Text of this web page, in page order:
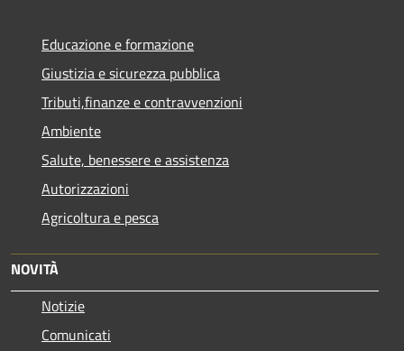
Educazione e formazione
Giustizia e sicurezza pubblica
Tributi,finanze e contravvenzioni
Ambiente
Salute, benessere e assistenza
Autorizzazioni
Agricoltura e pesca
NOVITÀ
Notizie
Comunicati